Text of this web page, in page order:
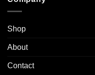
Shop
About
Contact